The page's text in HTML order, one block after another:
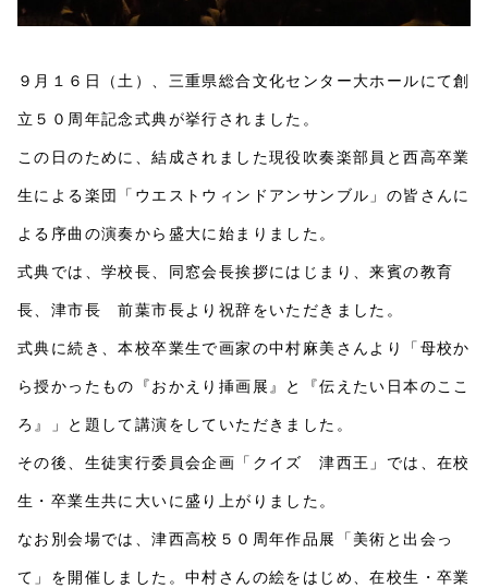
９月１６日（土）、三重県総合文化センター大ホールにて創
立５０周年記念式典が挙行されました。
この日のために、結成されました現役吹奏楽部員と西高卒業
生による楽団「ウエストウィンドアンサンブル」の皆さんに
よる序曲の演奏から盛大に始まりました。
式典では、学校長、同窓会長挨拶にはじまり、来賓の教育
長、津市長 前葉市長より祝辞をいただきました。
式典に続き、本校卒業生で画家の中村麻美さんより「母校か
ら授かったもの『おかえり挿画展』と『伝えたい日本のここ
ろ』」と題して講演をしていただきました。
その後、生徒実行委員会企画「クイズ 津西王」では、在校
生・卒業生共に大いに盛り上がりました。
なお別会場では、津西高校５０周年作品展「美術と出会っ
て」を開催しました。中村さんの絵をはじめ、在校生・卒業